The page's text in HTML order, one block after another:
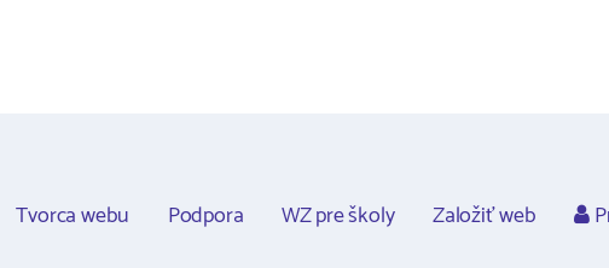
Tvorca webu Podpora WZ pre školy Založiť web